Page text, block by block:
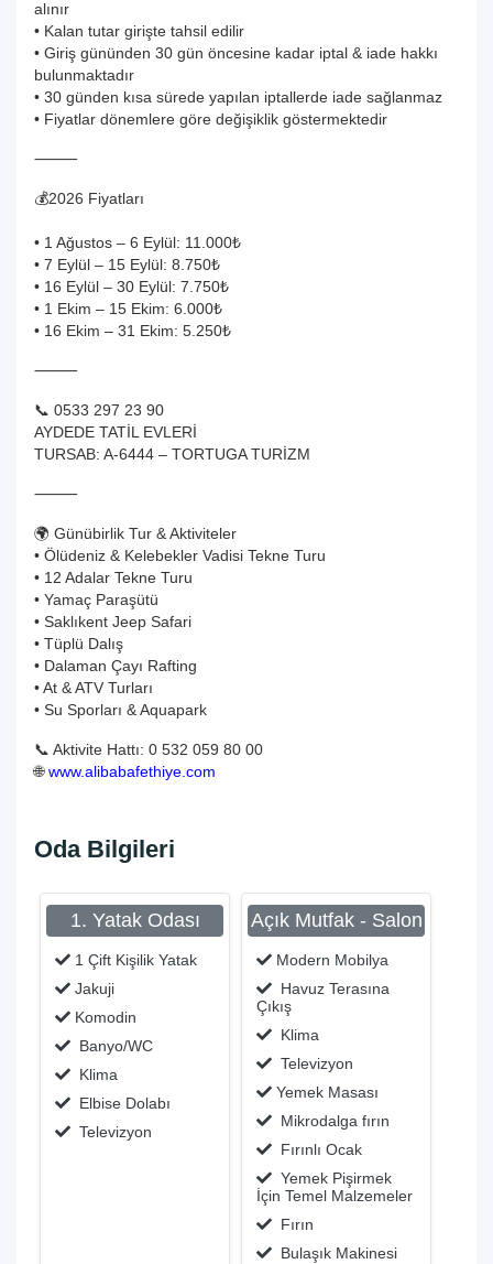
alınır
• Kalan tutar girişte tahsil edilir
• Giriş gününden 30 gün öncesine kadar iptal & iade hakkı
bulunmaktadır
• 30 günden kısa sürede yapılan iptallerde iade sağlanmaz
• Fiyatlar dönemlere göre değişiklik göstermektedir
⸻
💰2026 Fiyatları
• 1 Ağustos – 6 Eylül: 11.000₺
• 7 Eylül – 15 Eylül: 8.750₺
• 16 Eylül – 30 Eylül: 7.750₺
• 1 Ekim – 15 Ekim: 6.000₺
• 16 Ekim – 31 Ekim: 5.250₺
⸻
📞 0533 297 23 90
AYDEDE TATİL EVLERİ
TURSAB: A-6444 – TORTUGA TURİZM
⸻
🌍 Günübirlik Tur & Aktiviteler
• Ölüdeniz & Kelebekler Vadisi Tekne Turu
• 12 Adalar Tekne Turu
• Yamaç Paraşütü
• Saklıkent Jeep Safari
• Tüplü Dalış
• Dalaman Çayı Rafting
• At & ATV Turları
• Su Sporları & Aquapark
📞 Aktivite Hattı: 0 532 059 80 00
🌐www.alibabafethiye.com
Oda Bilgileri
1. Yatak Odası
1 Çift Kişilik Yatak
Jakuji
Komodin
Banyo/WC
Klima
Elbise Dolabı
Televizyon
Açık Mutfak - Salon
Modern Mobilya
Havuz Terasına
Çıkış
Klima
Televizyon
Yemek Masası
Mikrodalga fırın
Fırınlı Ocak
Yemek Pişirmek
İçin Temel Malzemeler
Fırın
Bulaşık Makinesi